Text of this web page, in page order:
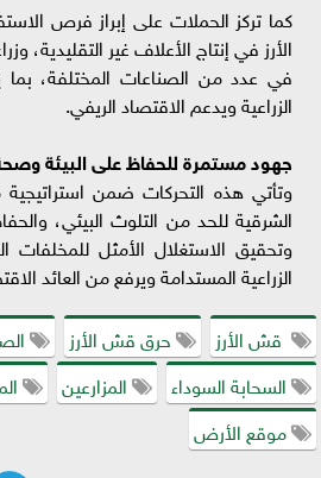
كما تركز الحملات على إبراز فرص
الأرز في إنتاج الأعلاف غير التقليدية،
في عدد من الصناعات المختلفة،
الزراعية ويدعم الاقتصاد الريفي.
جهود مستمرة للحفاظ على البيئة
وتأتي هذه التحركات ضمن
الشرقية للحد من التلوث البيئي،
وتحقيق الاستغلال الأمثل للمخلفات
الزراعية المستدامة ويرفع من العائد
قش الأرز
حرق قش الأرز
السحابة السوداء
المزارعين
موقع الأرض